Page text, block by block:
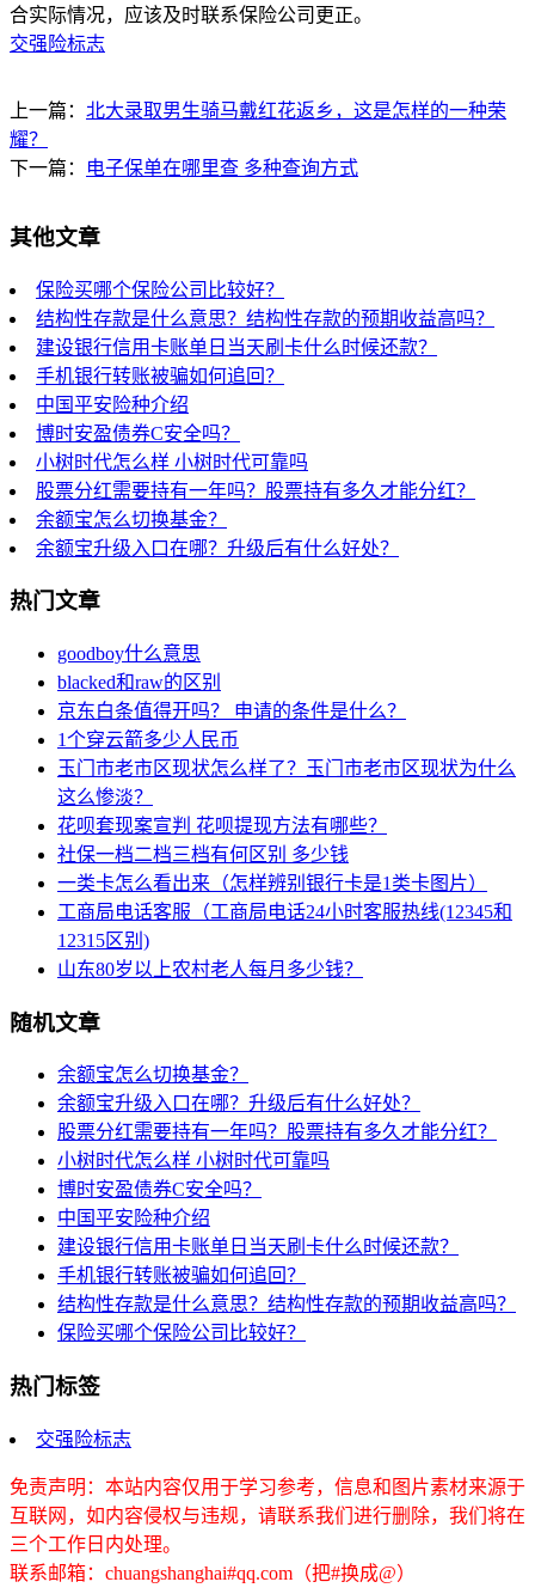
合实际情况，应该及时联系保险公司更正。
交强险标志
上一篇： 北大录取男生骑马戴红花返乡，这是怎样的一种荣
耀？
下一篇：
电子保单在哪里查 多种查询方式
其他文章
保险买哪个保险公司比较好？
结构性存款是什么意思？结构性存款的预期收益高吗？
建设银行信用卡账单日当天刷卡什么时候还款？
手机银行转账被骗如何追回？
中国平安险种介绍
博时安盈债券C安全吗？
小树时代怎么样 小树时代可靠吗
股票分红需要持有一年吗？股票持有多久才能分红？
余额宝怎么切换基金？
余额宝升级入口在哪？升级后有什么好处？
热门文章
goodboy什么意思
blacked和raw的区别
京东白条值得开吗？ 申请的条件是什么？
1个穿云箭多少人民币
玉门市老市区现状怎么样了？玉门市老市区现状为什么
这么惨淡？
花呗套现案宣判 花呗提现方法有哪些？
社保一档二档三档有何区别 多少钱
一类卡怎么看出来（怎样辨别银行卡是1类卡图片）
工商局电话客服（工商局电话24小时客服热线(12345和
12315区别)
山东80岁以上农村老人每月多少钱？
随机文章
余额宝怎么切换基金？
余额宝升级入口在哪？升级后有什么好处？
股票分红需要持有一年吗？股票持有多久才能分红？
小树时代怎么样 小树时代可靠吗
博时安盈债券C安全吗？
中国平安险种介绍
建设银行信用卡账单日当天刷卡什么时候还款？
手机银行转账被骗如何追回？
结构性存款是什么意思？结构性存款的预期收益高吗？
保险买哪个保险公司比较好？
热门标签
交强险标志
免责声明：本站内容仅用于学习参考，信息和图片素材来源于
互联网，如内容侵权与违规，请联系我们进行删除，我们将在
三个工作日内处理。
联系邮箱：chuangshanghai#qq.com（把#换成@）